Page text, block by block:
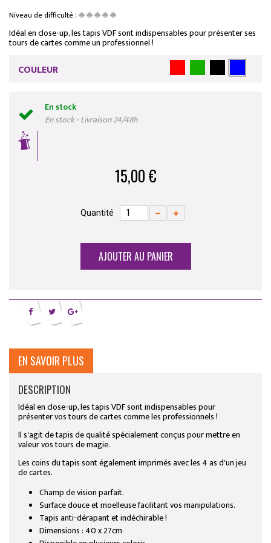
Niveau de difficulté :
Idéal en close-up, les tapis VDF sont indispensables pour présenter ses
tours de cartes comme un professionnel !
COULEUR
En stock
En stock - Livraison 24/48h
15,00 €
Quantité
AJOUTER AU PANIER
EN SAVOIR PLUS
DESCRIPTION
Idéal en close-up, les tapis VDF sont indispensables pour
présenter vos tours de cartes comme les professionnels !
Il s'agit de tapis de qualité spécialement conçus pour mettre en
valeur vos tours de magie.
Les coins du tapis sont également imprimés avec les 4 as d'un jeu
de cartes.
Champ de vision parfait.
Surface douce et moelleuse facilitant vos manipulations.
Tapis anti-dérapant et indéchirable !
Dimensions : 40 x 27cm